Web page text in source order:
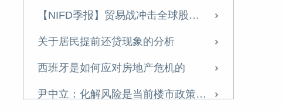
【NIFD季报】贸易战冲击全球股市，银行股新高之后存隐忧——2025年第二季度股票市场
关于居民提前还贷现象的分析
西班牙是如何应对房地产危机的
尹中立：化解风险是当前楼市政策的重点任务